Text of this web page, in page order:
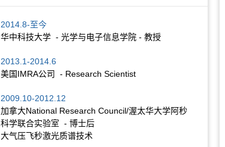
2014.8-至今
华中科技大学 - 光学与电子信息学院 - 教授
2013.1-2014.6
美国IMRA公司 - Research Scientist
2009.10-2012.12
加拿大National Research Council/渥太华大学阿秒
科学联合实验室 - 博士后
大气压飞秒激光质谱技术